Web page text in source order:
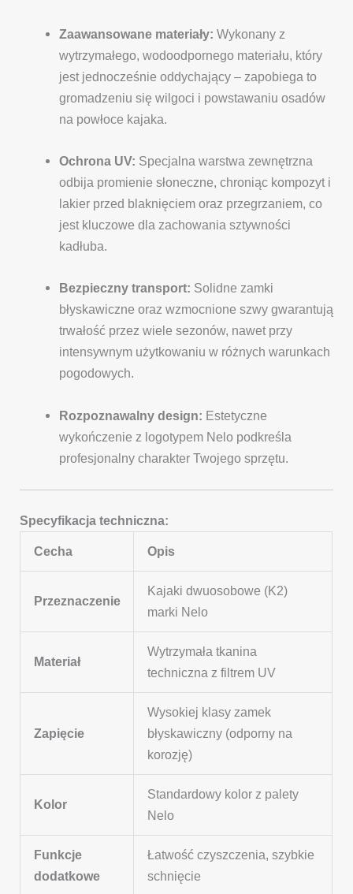
Zaawansowane materiały: Wykonany z
wytrzymałego, wodoodpornego materiału, który
jest jednocześnie oddychający – zapobiega to
gromadzeniu się wilgoci i powstawaniu osadów
na powłoce kajaka.
Ochrona UV: Specjalna warstwa zewnętrzna
odbija promienie słoneczne, chroniąc kompozyt i
lakier przed blaknięciem oraz przegrzaniem, co
jest kluczowe dla zachowania sztywności
kadłuba.
Bezpieczny transport: Solidne zamki
błyskawiczne oraz wzmocnione szwy gwarantują
trwałość przez wiele sezonów, nawet przy
intensywnym użytkowaniu w różnych warunkach
pogodowych.
Rozpoznawalny design: Estetyczne
wykończenie z logotypem Nelo podkreśla
profesjonalny charakter Twojego sprzętu.
Specyfikacja techniczna:
Cecha Opis
Przeznaczenie
Kajaki dwuosobowe (K2)
marki Nelo
Materiał
Wytrzymała tkanina
techniczna z filtrem UV
Zapięcie
Wysokiej klasy zamek
błyskawiczny (odporny na
korozję)
Kolor
Standardowy kolor z palety
Nelo
Funkcje
dodatkowe
Łatwość czyszczenia, szybkie
schnięcie